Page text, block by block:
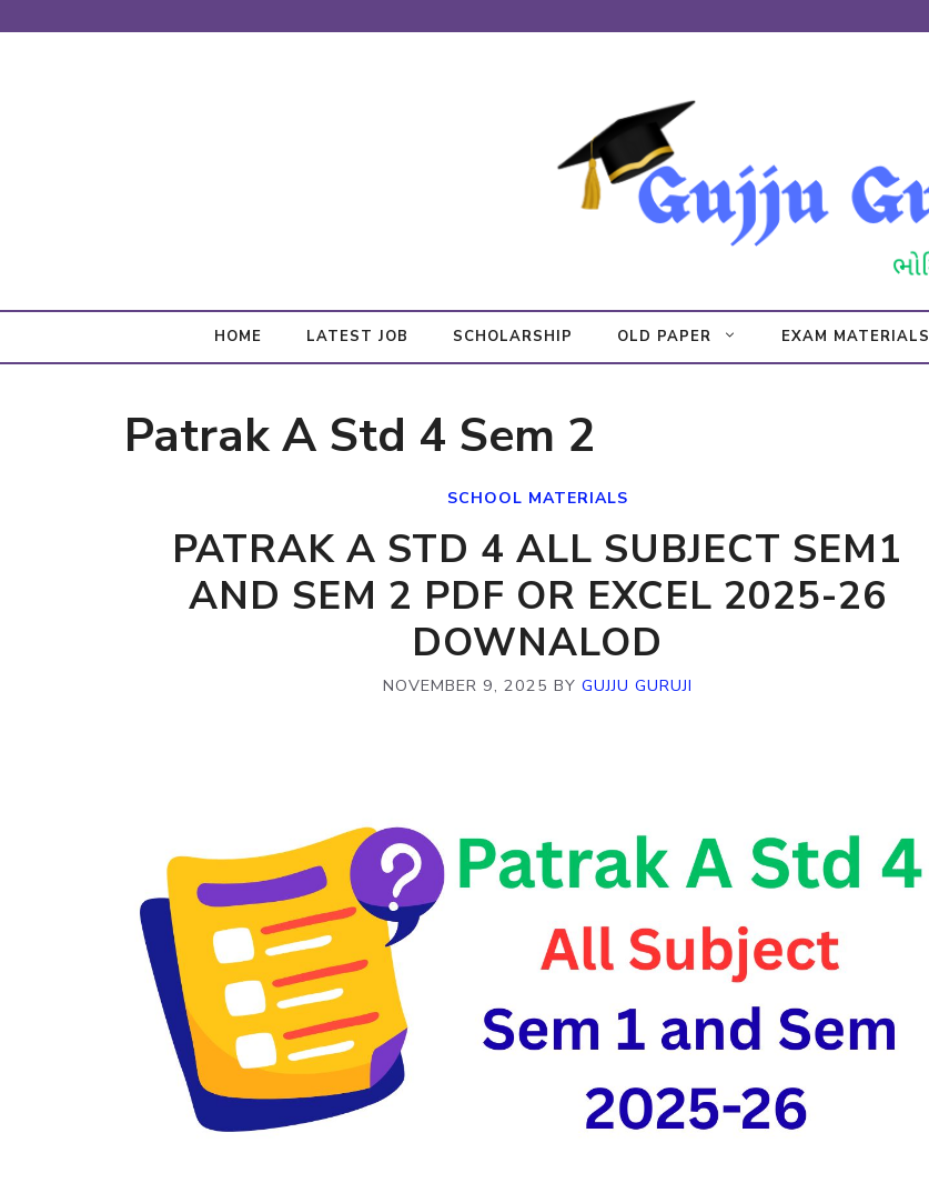
to
HOME LATEST JOB SCHOLARSHIP OLD PAPER EXAM MATERIALS
Patrak A Std 4 Sem 2
SCHOOL MATERIALS
PATRAK A STD 4 ALL SUBJECT SEM1
AND SEM 2 PDF OR EXCEL 2025-26
DOWNALOD
NOVEMBER 9, 2025 BY GUJJU GURUJI